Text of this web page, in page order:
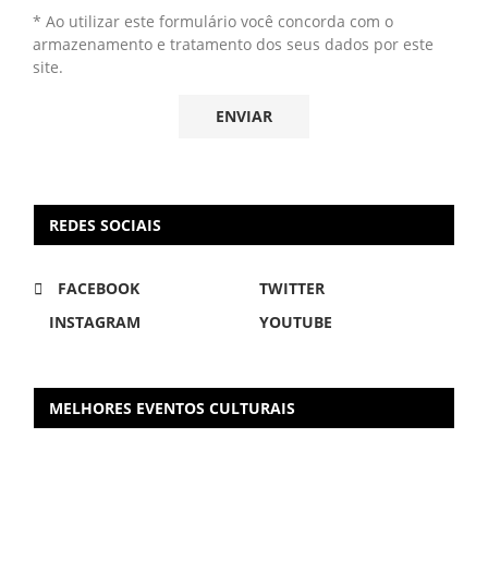
* Ao utilizar este formulário você concorda com o
armazenamento e tratamento dos seus dados por este
site.
REDES SOCIAIS
FACEBOOK
TWITTER
INSTAGRAM
YOUTUBE
MELHORES EVENTOS CULTURAIS